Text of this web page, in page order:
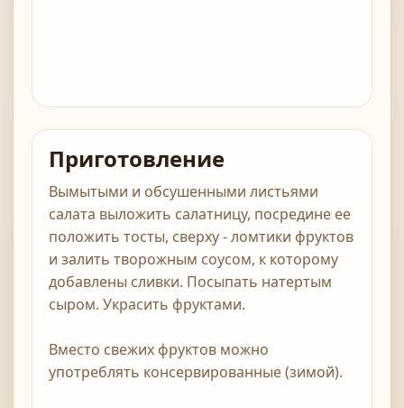
Приготовление
Вымытыми и обсушенными листьями
салата выложить салатницу, посредине ее
положить тосты, сверху - ломтики фруктов
и залить творожным соусом, к которому
добавлены сливки. Посыпать натертым
сыром. Украсить фруктами.
Вместо свежих фруктов можно
употреблять консервированные (зимой).